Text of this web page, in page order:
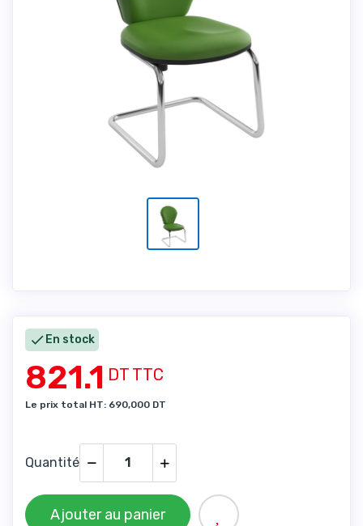
 En stock
821.1DT TTC
Le prix total HT: 690,000 DT
Quantité
Ajouter au panier